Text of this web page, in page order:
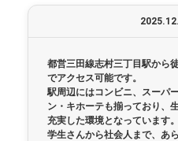
都営三田線志村三丁目駅から
でアクセス可能です。
駅周辺にはコンビニ、スーパ
ン・キホーテも揃っており、
充実した環境となっています。
学生さんから社会人まで、あ